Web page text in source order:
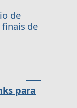
de
de
para